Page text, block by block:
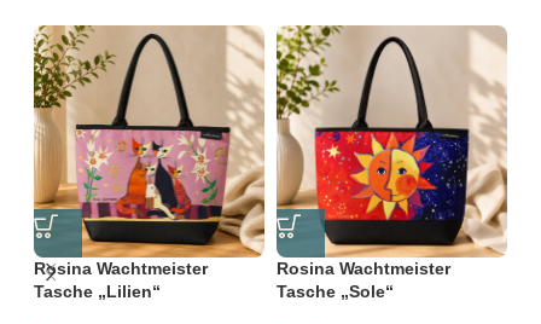
Rosina Wachtmeister
Tasche „Lilien“
Rosina Wachtmeister
Tasche „Sole“